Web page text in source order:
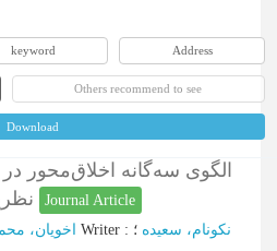
keyword Address
Others recommend to see
Download
الگوی سه‌گانه اخلاق‌محور در
Journal Article
اخویان، Writer : نکونام، سعیده ؛